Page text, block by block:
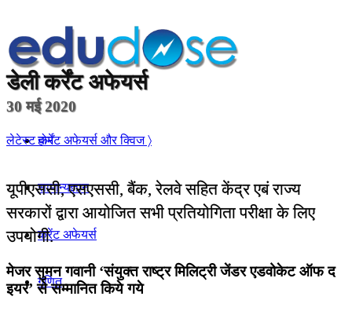
होम
सामान्यज्ञान
करेंट अफेयर्स
गणित
डेली कर्रेंट अफेयर्स
30 मई 2020
लेटेस्ट कर्रेंट अफेयर्स और क्विज 〉
यूपीएससी, एसएससी, बैंक, रेलवे सहित केंद्र एबं राज्य
सरकारों द्वारा आयोजित सभी प्रतियोगिता परीक्षा के लिए
उपयोगी.
मेजर सुमन गवानी ‘संयुक्त राष्ट्र मिलिट्री जेंडर एडवोकेट ऑफ द
इयर’ से सम्मानित किये गये